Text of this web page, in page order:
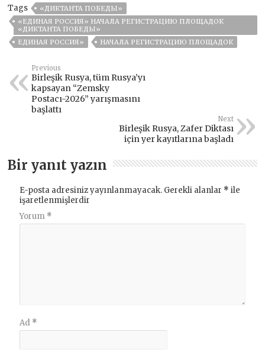
Tags
«ДИКТАНТА ПОБЕДЫ»
«ЕДИНАЯ РОССИЯ» НАЧАЛА РЕГИСТРАЦИЮ ПЛОЩАДОК
«ДИКТАНТА ПОБЕДЫ»
ЕДИНАЯ РОССИЯ»
НАЧАЛА РЕГИСТРАЦИЮ ПЛОЩАДОК
Previous
Birleşik Rusya, tüm Rusya’yı
kapsayan “Zemsky
Postacı-2026” yarışmasını
başlattı
Next
Birleşik Rusya, Zafer Diktası
için yer kayıtlarına başladı
Bir yanıt yazın
E-posta adresiniz yayınlanmayacak. Gerekli alanlar * ile
işaretlenmişlerdir
Yorum *
Ad *